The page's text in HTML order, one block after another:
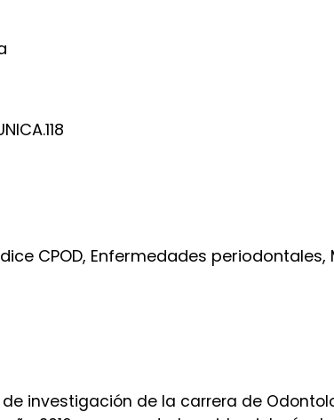
CPOD, Enfermedades periodontales,
investigación de la carrera de